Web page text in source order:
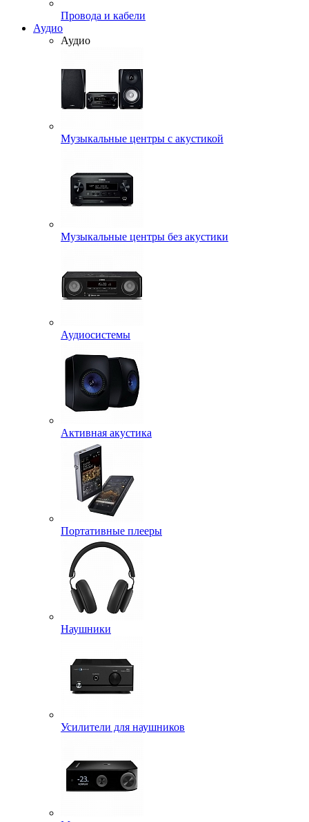
Провода и кабели
Аудио
Аудио
Музыкальные центры с акустикой
Музыкальные центры без акустики
Аудиосистемы
Активная акустика
Портативные плееры
Наушники
Усилители для наушников